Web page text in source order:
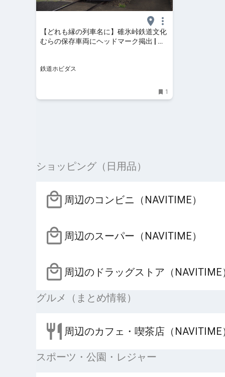
【どれも縁の列車名に】碓氷峠鉄道文化
むらの保存車両にヘッドマーク掲出 | 鉄
鉄道ホビダス
1
ショッピング（日用品）
周辺のコンビニ（NAVITIME）
周辺のスーパー（NAVITIME）
周辺のドラッグストア（NAVITIME
グルメ（まとめ情報）
周辺のカフェ・喫茶店（NAVITIME
スポーツ・公園・レジャー